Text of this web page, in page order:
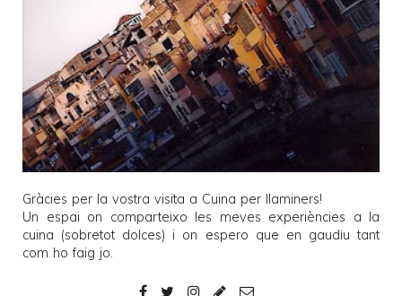
Gràcies per la vostra visita a Cuina per llaminers!
Un espai on comparteixo les meves experiències a la
cuina (sobretot dolces) i on espero que en gaudiu tant
com ho faig jo.